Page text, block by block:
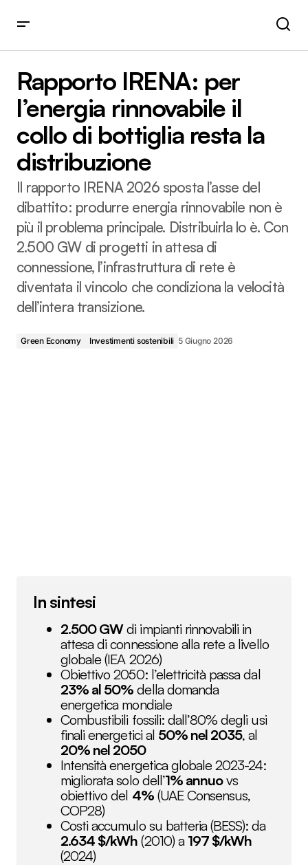
bottiglia resta la distribuzione
Rapporto IRENA: per
l’energia rinnovabile il
collo di bottiglia resta la
distribuzione
Il rapporto IRENA 2026 sposta l’asse del
dibattito: produrre energia rinnovabile non è
più il problema principale. Distribuirla lo è. Con
2.500 GW di progetti in attesa di
connessione, l’infrastruttura di rete è
diventata il vincolo che condiziona la velocità
dell’intera transizione.
Green Economy Investimenti sostenibili 5 Giugno 2026
In sintesi
2.500 GWdi impianti rinnovabili in
attesa di connessione alla rete a livello
globale (IEA 2026)
Obiettivo 2050: l’elettricità passa dal
23% al 50% della domanda
energetica mondiale
Combustibili fossili: dall’80% degli usi
finali energetici al 50% nel 2035, al
20% nel 2050
Intensità energetica globale 2023-24:
migliorata solo dell’1% annuovs
obiettivo del 4%(UAE Consensus,
COP28)
Costi accumulo su batteria (BESS): da
2.634 $/kWh (2010) a 197 $/kWh
(2024)